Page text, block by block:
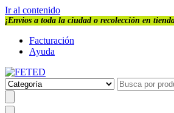
Ir al contenido
¡Envios a toda la ciudad o recolección en
Facturación
Ayuda